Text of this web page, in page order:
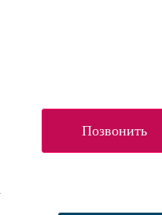
Позвонить